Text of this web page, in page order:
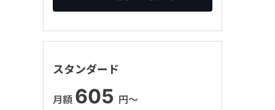
スタンダード
月額 605 円〜